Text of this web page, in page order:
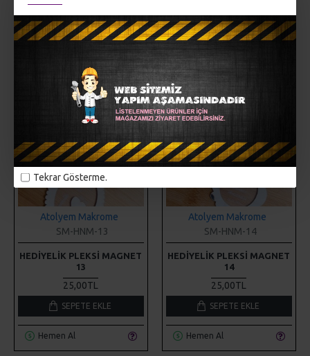
Hemen Al
Atolyem Makrome
SM-HNM-13
HEDIYELIK PLEKSI MAGNET
25,00TL
SEPETE EKLE
Hemen Al
SM-HNM-14
HEDIYELIK PLEKSI MAGNET
25,00TL
SEPETE EKLE
Hemen Al